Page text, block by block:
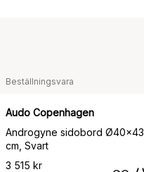
Beställningsvara
Audo Copenhagen
Androgyne sidobord Ø40x43
cm, Svart
3 515 kr